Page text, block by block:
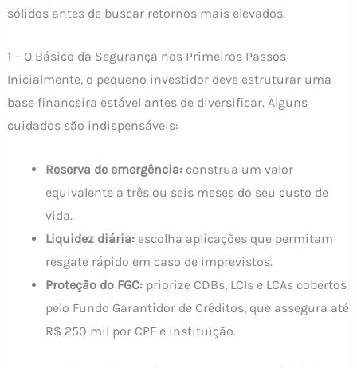
sólidos antes de buscar retornos mais elevados.
1 – O Básico da Segurança nos Primeiros Passos
Inicialmente, o pequeno investidor deve estruturar uma
base financeira estável antes de diversificar. Alguns
cuidados são indispensáveis:
Reserva de emergência:construa um valor
equivalente a três ou seis meses do seu custo de
vida.
Liquidez diária:escolha aplicações que permitam
resgate rápido em caso de imprevistos.
Proteção do FGC:priorize CDBs, LCIs e LCAs cobertos
pelo Fundo Garantidor de Créditos, que assegura até
R$ 250 mil por CPF e instituição.